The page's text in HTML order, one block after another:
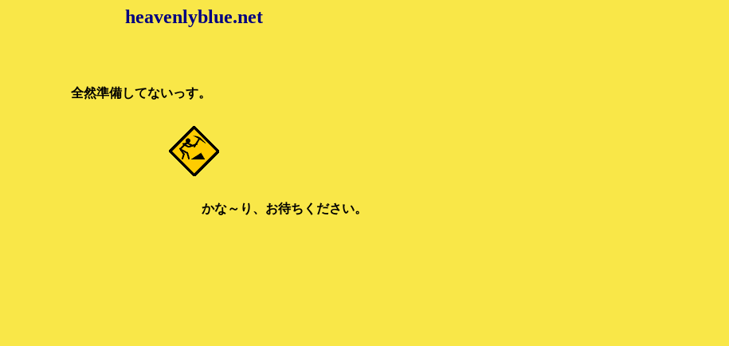
heavenlyblue.net
全然準備してないっす。
かな～り、お待ちください。